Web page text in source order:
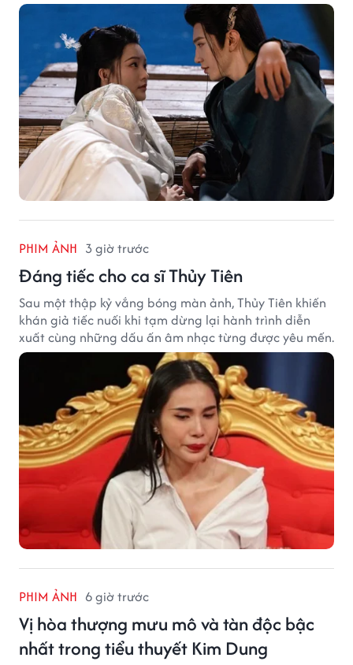
PHIM ẢNH 3 giờ trước
Đáng tiếc cho ca sĩ Thủy Tiên
Sau một thập kỷ vắng bóng màn ảnh, Thủy Tiên khiến
khán giả tiếc nuối khi tạm dừng lại hành trình diễn
xuất cùng những dấu ấn âm nhạc từng được yêu mến.
PHIM ẢNH 6 giờ trước
Vị hòa thượng mưu mô và tàn độc bậc
nhất trong tiểu thuyết Kim Dung